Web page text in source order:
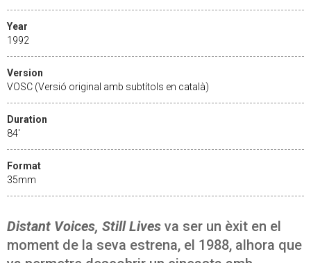
Year
1992
Version
VOSC (Versió original amb subtítols en català)
Duration
84'
Format
35mm
Distant Voices, Still Lives va ser un èxit en el
moment de la seva estrena, el 1988, alhora que